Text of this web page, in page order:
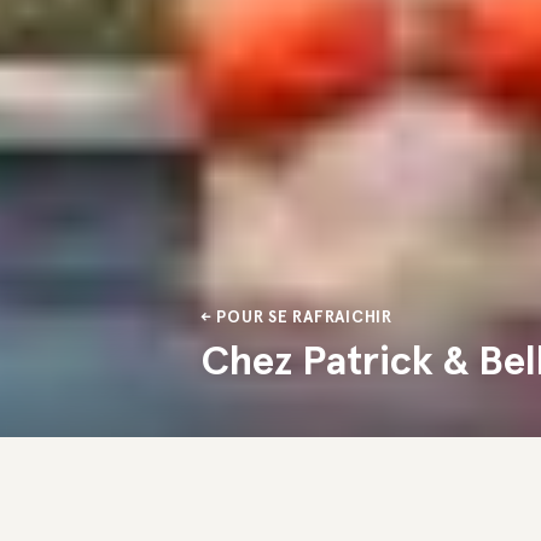
POUR SE RAFRAICHIR
Chez Patrick &